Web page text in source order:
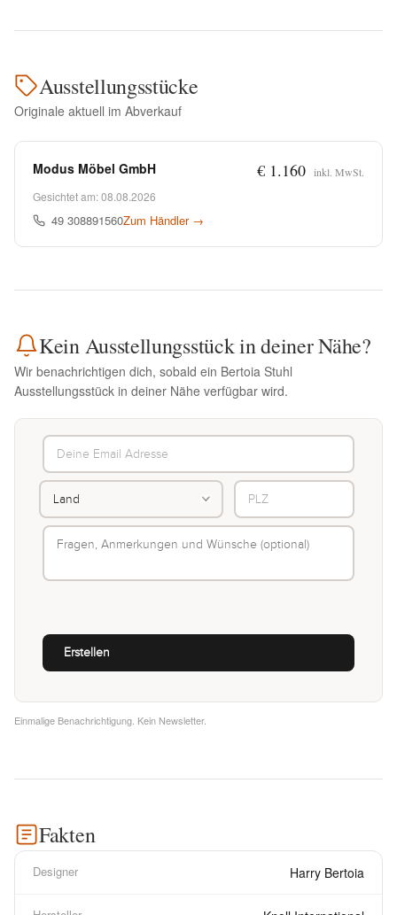
Ausstellungsstücke
Originale aktuell im Abverkauf
Modus Möbel GmbH € 1.160 inkl. MwSt.
Gesichtet am: 08.08.2026
49 308891560Zum Händler →
Kein Ausstellungsstück in deiner Nähe?
Wir benachrichtigen dich, sobald ein Bertoia Stuhl
Ausstellungsstück in deiner Nähe verfügbar wird.
Einmalige Benachrichtigung. Kein Newsletter.
Fakten
Designer Harry Bertoia